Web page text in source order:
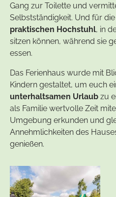
Gang zur Toilette und
Selbstständigkeit. Und für
praktischen Hochstuhl, in
sitzen können, während sie
essen.
Das Ferienhaus wurde mit
Kindern gestaltet, um euch
unterhaltsamen Urlaub zu
als Familie wertvolle Zeit
Umgebung erkunden und
Annehmlichkeiten des
genießen.